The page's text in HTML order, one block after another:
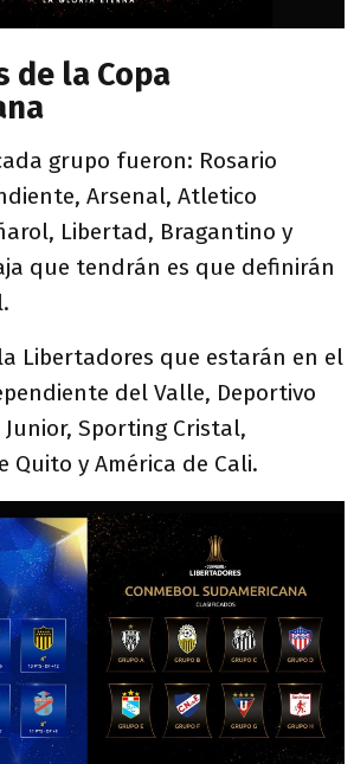
de la Copa
grupo fueron: Rosario
Arsenal, Atletico
Libertad, Bragantino y
que tendrán es que definirán
Libertadores que estarán en el
del Valle, Deportivo
Sporting Cristal,
Quito y América de Cali.